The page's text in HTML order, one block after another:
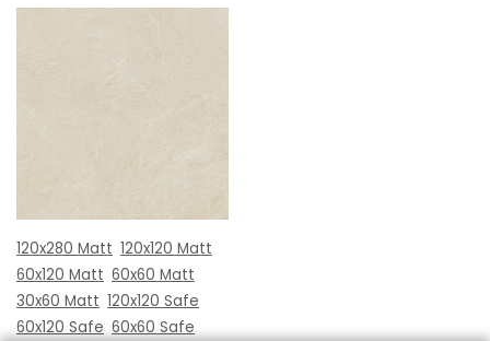
120x280 Matt 120x120 Matt
60x120 Matt 60x60 Matt
30x60 Matt 120x120 Safe
60x120 Safe 60x60 Safe